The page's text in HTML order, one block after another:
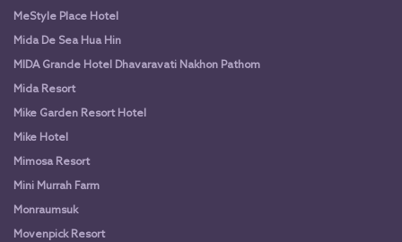
MeStyle Place Hotel
Mida De Sea Hua Hin
MIDA Grande Hotel Dhavaravati Nakhon Pathom
Mida Resort
Mike Garden Resort Hotel
Mike Hotel
Mimosa Resort
Mini Murrah Farm
Monraumsuk
Movenpick Resort